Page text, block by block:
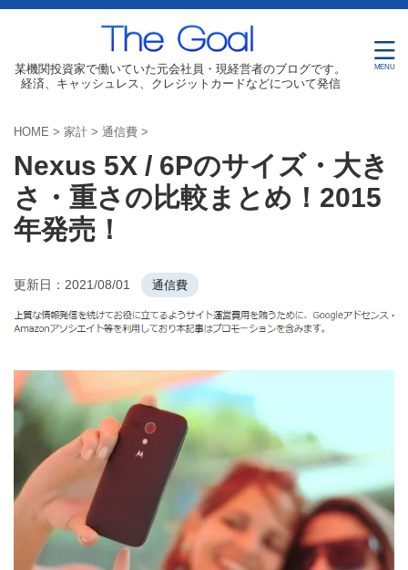
某機関投資家で働いていた元会社員・現経営者のブログです。
経済、キャッシュレス、クレジットカードなどについて発信
HOME > 家計 > 通信費 >
Nexus 5X / 6Pのサイズ・大き
さ・重さの比較まとめ！2015
年発売！
更新日： 2021/08/01 通信費